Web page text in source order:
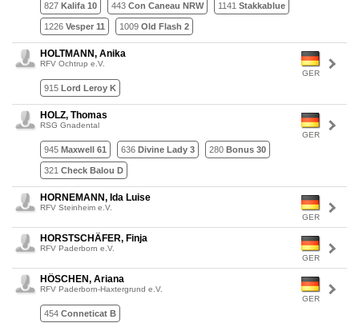
827 Kalifa 10 443 Con Caneau NRW 1141 Stakkablue
1226 Vesper 11 1009 Old Flash 2
GER
HOLTMANN, Anika
RFV Ochtrup e.V.
915 Lord Leroy K
GER
HOLZ, Thomas
RSG Gnadental
945 Maxwell 61 636 Divine Lady 3 280 Bonus 30
321 Check Balou D
GER
HORNEMANN, Ida Luise
RFV Steinheim e.V.
GER
HORSTSCHÄFER, Finja
RFV Paderborn e.V.
GER
HÖSCHEN, Ariana
RFV Paderborn-Haxtergrund e.V.
454 Conneticat B